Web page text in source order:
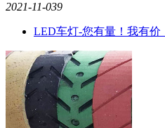
2021-11-039
LED车灯-您有量！我有价